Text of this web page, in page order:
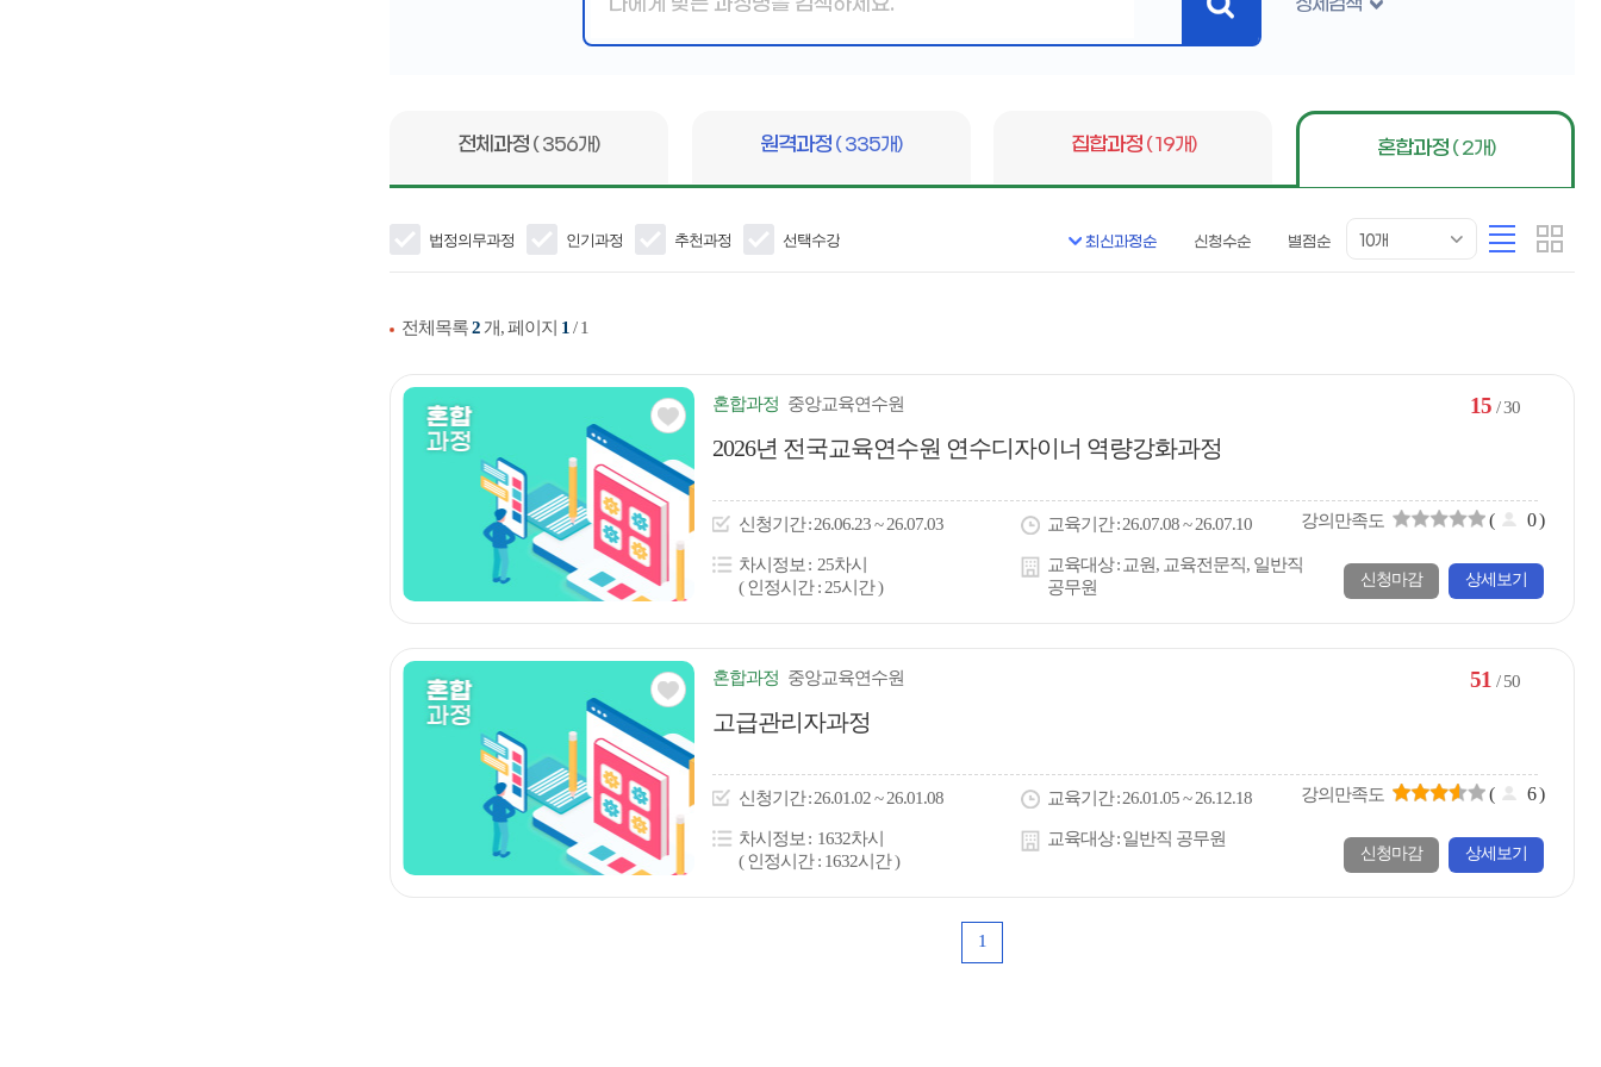
심
검
전체과정 ( 356개) 원격과정 ( 335개) 집합과정 ( 19개) 혼합과정 ( 2개)
법정의무과정 인기과정 추천과정 선택수강 최신과정순 신청수순 별점순
목
10개
리
스
카
드
전체목록2 개, 페이지 1/ 1
혼합과정 중앙교육연수원
관심
아
콘
2026년 전국교육연수원 연수디자이너 역량강화과정
신청기간 26.06.23 ~ 26.07.03 교육기간 26.07.08 ~ 26.07.10
차시정보
25차시
( 인정시간 : 25시간 )
교육대상 교원, 교육전문직, 일반직
공무원
강의만족도 ( 0)
15 / 30
신청마감 상세보기
혼합과정 중앙교육연수원
관심
아
콘
고급관리자과정
신청기간 26.01.02 ~ 26.01.08 교육기간 26.01.05 ~ 26.12.18
차시정보
1632차시
( 인정시간 : 1632시간 )
교육대상 일반직 공무원
강의만족도 ( 6)
51 / 50
신청마감 상세보기
1